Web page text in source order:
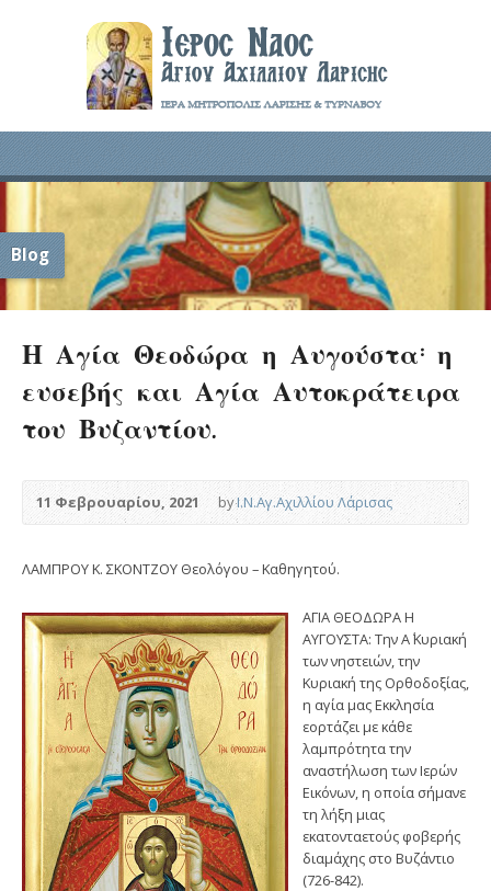
Blog
Η Αγία Θεοδώρα η Αυγούστα: η
ευσεβής και Αγία Αυτοκράτειρα
του Βυζαντίου.
11 Φεβρουαρίου, 2021 byΙ.Ν.Αγ.Αχιλλίου Λάρισας
ΛΑΜΠΡΟΥ Κ. ΣΚΟΝΤΖΟΥ Θεολόγου – Καθηγητού.
ΑΓΙΑ ΘΕΟΔΩΡΑ Η
ΑΥΓΟΥΣΤΑ: Την Α΄ Κυριακή
των νηστειών, την
Κυριακή της Ορθοδοξίας,
η αγία μας Εκκλησία
εορτάζει με κάθε
λαμπρότητα την
αναστήλωση των Ιερών
Εικόνων, η οποία σήμανε
τη λήξη μιας
εκατονταετούς φοβερής
διαμάχης στο Βυζάντιο
(726-842).